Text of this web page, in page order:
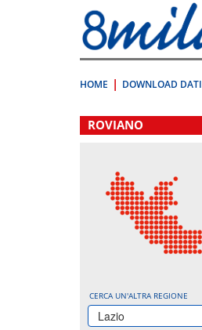
direttamente
a:
Contenuto
HOME DOWNLOAD DATI
.
ROVIANO
CERCA UN'ALTRA REGIONE
Lazio